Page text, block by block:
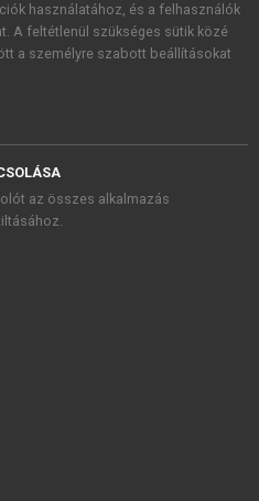
, valamint a szotar.netés a
foglaltakat
használatához, és a felhasználók
A feltétlenül szükséges sütik közé
a személyre szabott beállításokat
az összes alkalmazás